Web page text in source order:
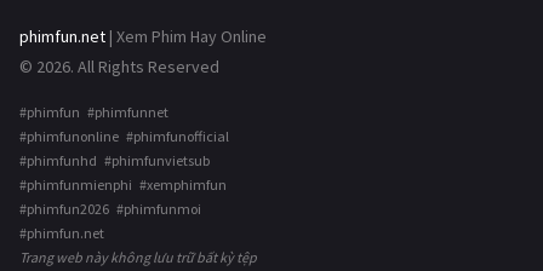
phimfun.net | Xem Phim Hay Online
© 2026. All Rights Reserved
#phimfun #phimfunnet
#phimfunonline #phimfunofficial
#phimfunhd #phimfunvietsub
#phimfunmienphi #xemphimfun
#phimfun2026 #phimfunmoi
#phimfun.net
Trang web này không lưu trữ bất kỳ tệp